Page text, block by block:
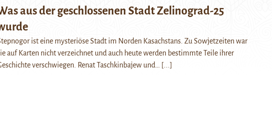
aus der geschlossenen Stadt Zelinograd-25
ist eine mysteriöse Stadt im Norden Kasachstans. Zu Sowjetzeiten war
auf Karten nicht verzeichnet und auch heute werden bestimmte Teile ihrer
verschwiegen. Renat Taschkinbajew und…
[...]